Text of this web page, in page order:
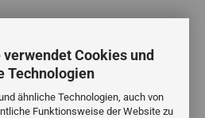
Cookies und
Technologien
ähnliche Technologien, auch von
Funktionsweise der Website zu